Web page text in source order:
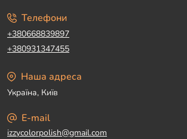
Телефони
+380668839897
+380931347455
Наша адреса
Україна, Київ
E-mail
izzycolorpolish@gmail.com